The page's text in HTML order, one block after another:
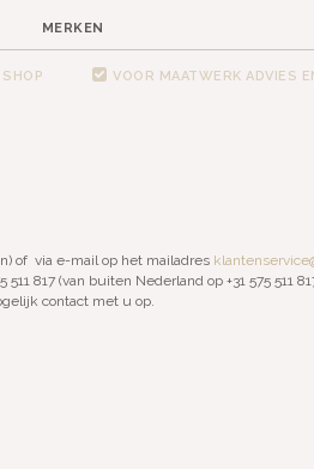
MERKEN
VOOR MAATWERK ADVIES
of via e-mail op het mailadres
817 (van buiten Nederland op +31 575
contact met u op.